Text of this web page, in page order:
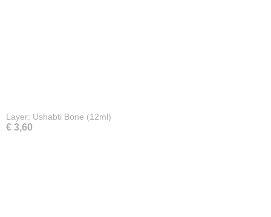
Layer: Ushabti Bone (12ml)
€ 3,60